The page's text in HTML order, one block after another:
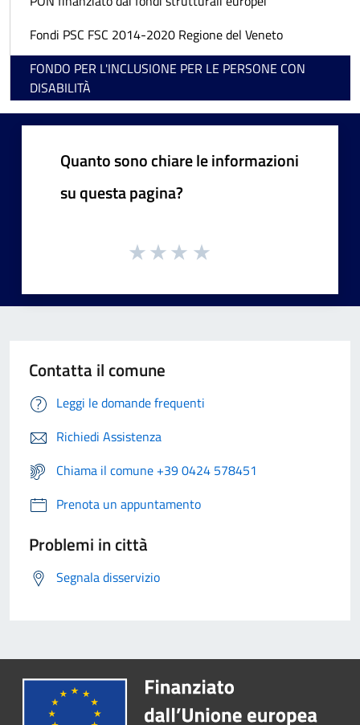
Fondi PSC FSC 2014-2020 Regione del Veneto
FONDO PER L'INCLUSIONE PER LE PERSONE CON
DISABILITÀ
Quanto sono chiare le informazioni
su questa pagina?
Contatta il comune
Leggi le domande frequenti
Richiedi Assistenza
Chiama il comune +39 0424 578451
Prenota un appuntamento
Problemi in città
Segnala disservizio